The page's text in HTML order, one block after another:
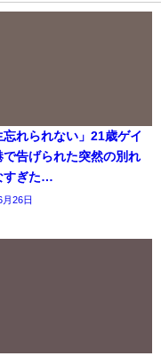
忘れられない」21歳ゲイ
で告げられた突然の別れ
すぎた…
26日